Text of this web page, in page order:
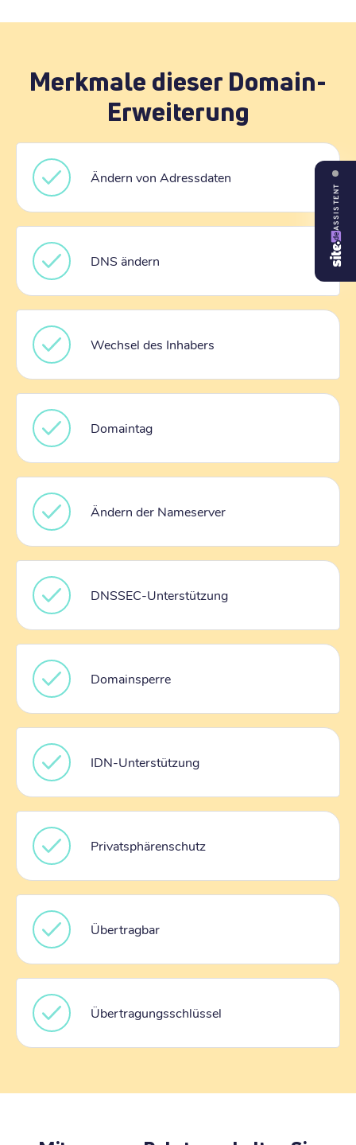
Merkmale dieser Domain-
Erweiterung
Ändern von Adressdaten
DNS ändern
Wechsel des Inhabers
Domaintag
Ändern der Nameserver
DNSSEC-Unterstützung
Domainsperre
IDN-Unterstützung
Privatsphärenschutz
Übertragbar
Übertragungsschlüssel
ASSISTENT